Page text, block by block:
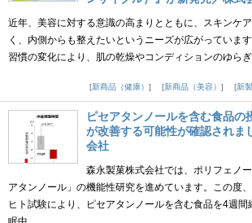
近年、美容に対する意識の高まりとともに、スキンケ
く、内側からも整えたいというニーズが広がっていま
習慣の変化により、肌の乾燥やコンディションのゆら
新商品（健康）
新商品（美容） 新
ピセアタンノールを含む食品の
が改善する可能性が確認されま
会社
森永製菓株式会社では、ポリフェノ
アタンノール」の機能性研究を進めています。この度
ヒト試験により、ピセアタンノールを含む食品を4週